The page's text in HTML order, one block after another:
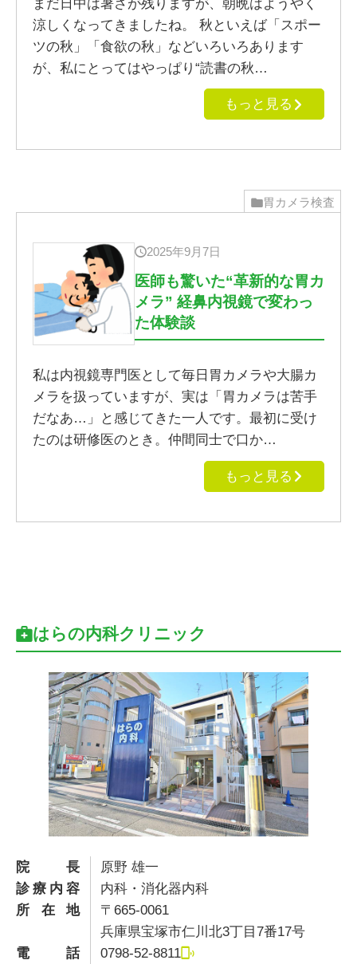
涼しくなってきましたね。 秋といえば「スポー
ツの秋」「食欲の秋」などいろいろあります
が、私にとってはやっぱり“読書の秋…
もっと見る
胃カメラ検査
2025年9月7日
医師も驚いた“革新的な胃カ
メラ” 経鼻内視鏡で変わっ
た体験談
私は内視鏡専門医として毎日胃カメラや大腸カ
メラを扱っていますが、実は「胃カメラは苦手
だなあ…」と感じてきた一人です。最初に受け
たのは研修医のとき。仲間同士で口か…
もっと見る
はらの内科クリニック
院長
原野 雄一
診療内容
内科・消化器内科
所在地
〒665-0061
兵庫県宝塚市仁川北3丁目7番17号
電話
0798-52-8811